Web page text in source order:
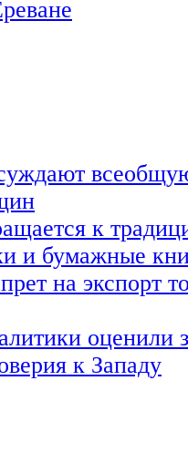
к
и бумажные
на экспорт
оценили
к Западу